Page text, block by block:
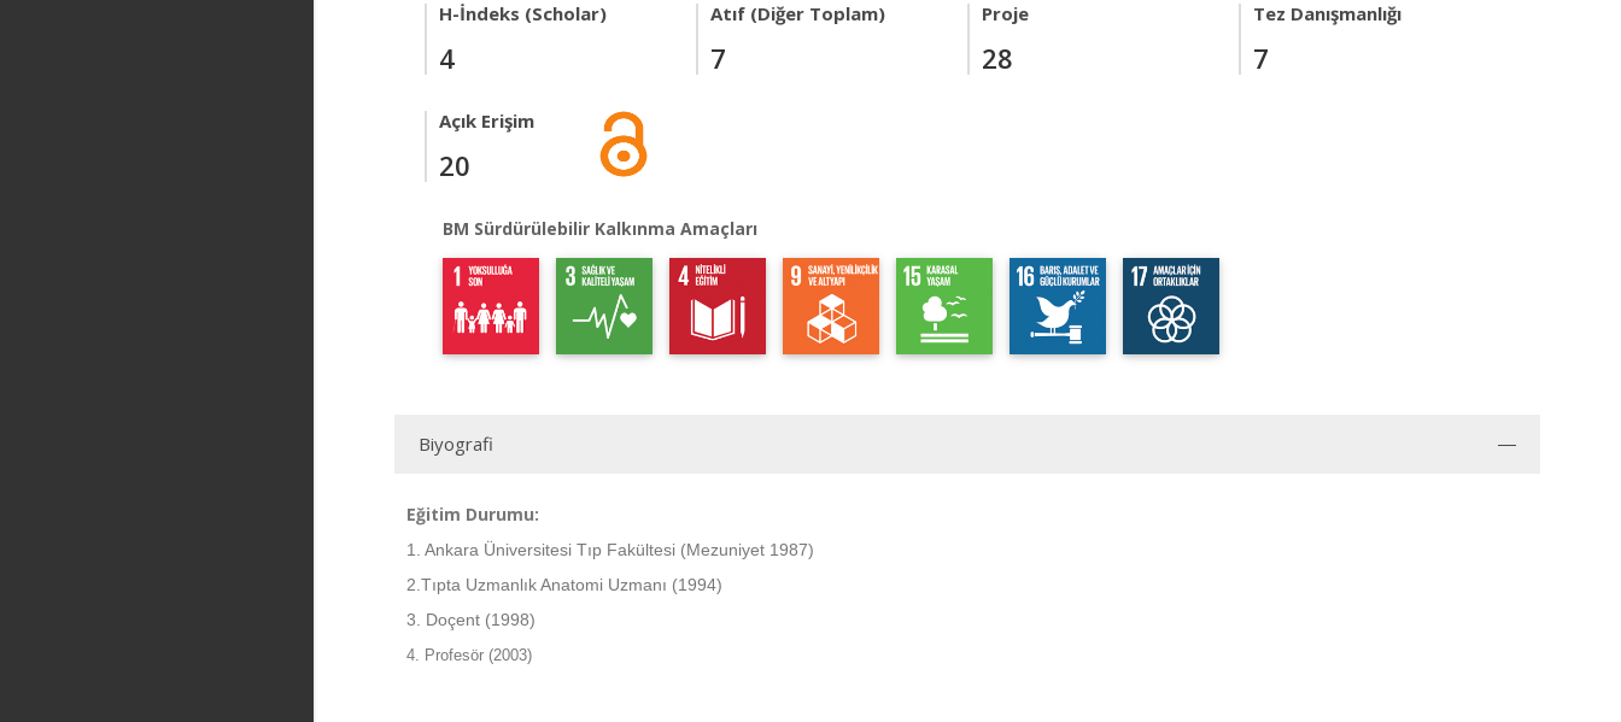
H-İndeks (Scholar)
4
Atıf (Diğer Toplam)
7
Proje
28
Tez Danışmanlığı
7
Açık Erişim
20
BM Sürdürülebilir Kalkınma Amaçları
Biyografi
Eğitim Durumu:
1. Ankara Üniversitesi Tıp Fakültesi (Mezuniyet 1987)
2.Tıpta Uzmanlık Anatomi Uzmanı (1994)
3. Doçent (1998)
4. Profesör (2003)